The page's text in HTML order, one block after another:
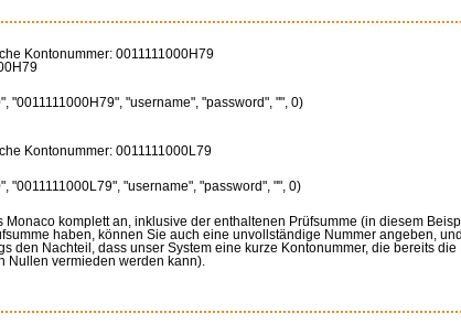
Kontonummer: 0011111000H79
"0011111000H79", "username", "password", "", 0)
Kontonummer: 0011111000L79
"0011111000L79", "username", "password", "", 0)
Monaco komplett an, inklusive der enthaltenen Prüfsumme (in diesem
haben, können Sie auch eine unvollständige Nummer angeben,
den Nachteil, dass unser System eine kurze Kontonummer, die bereits
Nullen vermieden werden kann).